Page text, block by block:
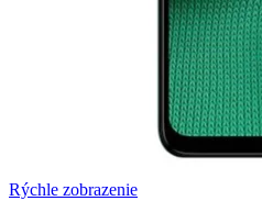
Rýchle zobrazenie